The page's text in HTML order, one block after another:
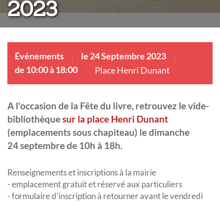
2023
Événements
le 24 Septembre 2023
de 10:00 à 18:00
Place Henri Dunant
A l'occasion de la Fête du livre, retrouvez le vide-
bibliothèquesur la place Henri Dunant
(emplacements sous chapiteau) le dimanche
24 septembre de 10h à 18h.
Renseignements et inscriptions à la mairie
- emplacement gratuit et réservé aux particuliers
- formulaire d'inscription à retourner avant le vendredi